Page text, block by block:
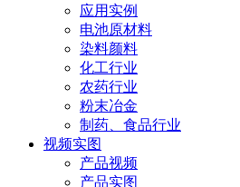
应用实例
电池原材料
染料颜料
化工行业
农药行业
粉末冶金
制药、食品行业
视频实图
产品视频
产品实图